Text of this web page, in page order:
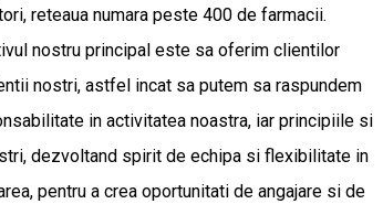
reteaua numara peste 400 de farmacii.
nostru principal este sa oferim clientilor
nostri, astfel incat sa putem sa raspundem
in activitatea noastra, iar principiile si
dezvoltand spirit de echipa si flexibilitate in
pentru a crea oportunitati de angajare si de